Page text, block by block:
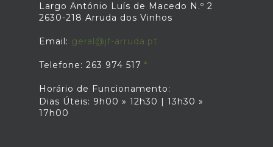
Largo António Luís de Macedo N.º 2
2630-218 Arruda dos Vinhos
Email: geral@jf-arruda.pt
Telefone: 263 974 517
Horário de Funcionamento:
Dias Úteis: 9h00 » 12h30 | 13h30 »
17h00